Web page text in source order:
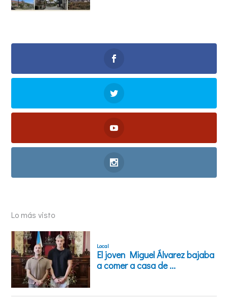
Lo más visto